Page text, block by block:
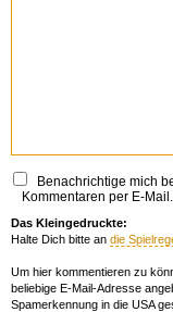
Benachrichtige mich
Kommentaren per E-Mail.
Das Kleingedruckte:
Halte Dich bitte an die
Um hier kommentieren zu
beliebige E-Mail-Adresse
Spamerkennung in die USA